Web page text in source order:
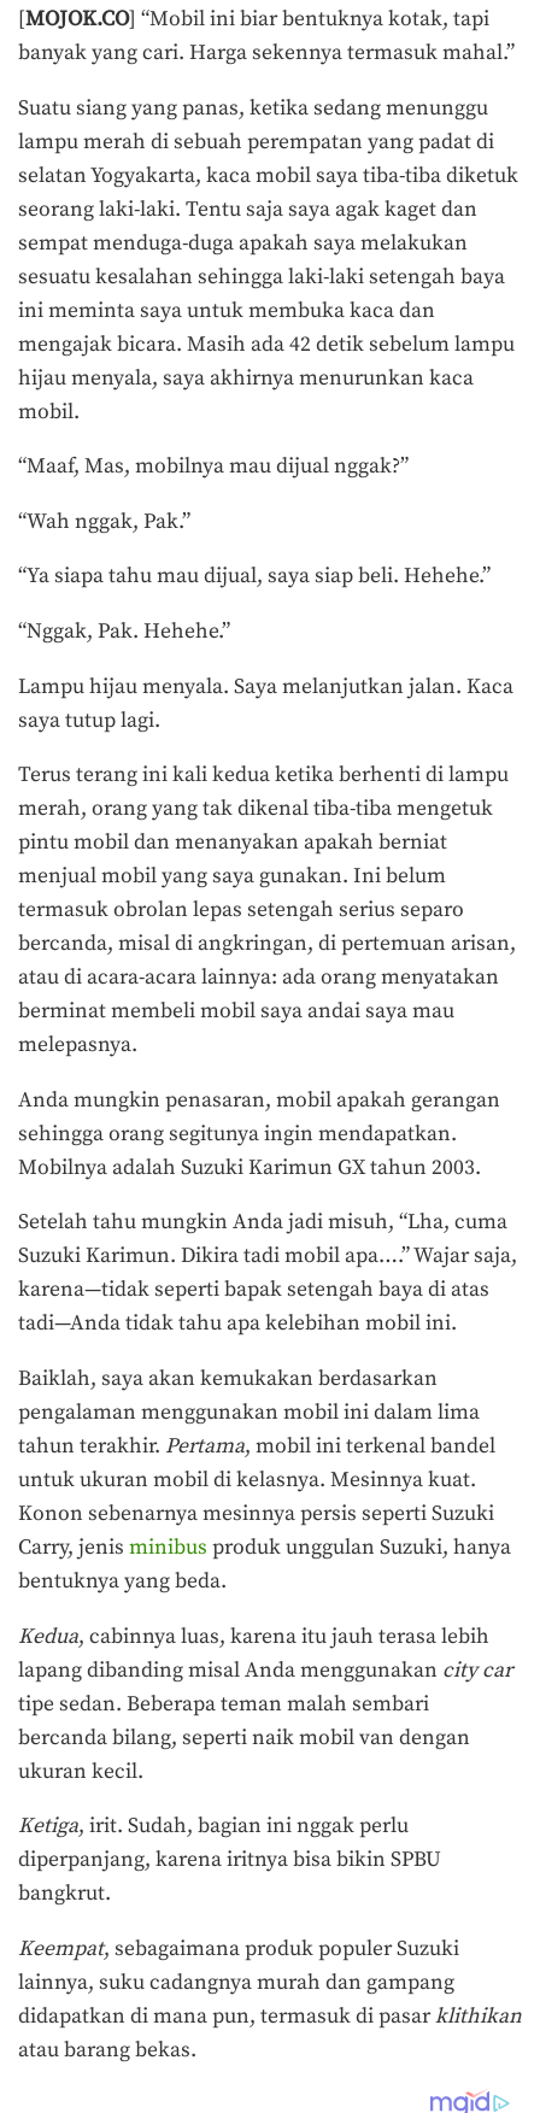
[MOJOK.CO] “Mobil ini biar bentuknya kotak, tapi
banyak yang cari. Harga sekennya termasuk mahal.”
Suatu siang yang panas, ketika sedang menunggu
lampu merah di sebuah perempatan yang padat di
selatan Yogyakarta, kaca mobil saya tiba-tiba diketuk
seorang laki-laki. Tentu saja saya agak kaget dan
sempat menduga-duga apakah saya melakukan
sesuatu kesalahan sehingga laki-laki setengah baya
ini meminta saya untuk membuka kaca dan
mengajak bicara. Masih ada 42 detik sebelum lampu
hijau menyala, saya akhirnya menurunkan kaca
mobil.
“Maaf, Mas, mobilnya mau dijual nggak?”
“Wah nggak, Pak.”
“Ya siapa tahu mau dijual, saya siap beli. Hehehe.”
“Nggak, Pak. Hehehe.”
Lampu hijau menyala. Saya melanjutkan jalan. Kaca
saya tutup lagi.
Terus terang ini kali kedua ketika berhenti di lampu
merah, orang yang tak dikenal tiba-tiba mengetuk
pintu mobil dan menanyakan apakah berniat
menjual mobil yang saya gunakan. Ini belum
termasuk obrolan lepas setengah serius separo
bercanda, misal di angkringan, di pertemuan arisan,
atau di acara-acara lainnya: ada orang menyatakan
berminat membeli mobil saya andai saya mau
melepasnya.
Anda mungkin penasaran, mobil apakah gerangan
sehingga orang segitunya ingin mendapatkan.
Mobilnya adalah Suzuki Karimun GX tahun 2003.
Setelah tahu mungkin Anda jadi misuh, “Lha, cuma
Suzuki Karimun. Dikira tadi mobil apa….” Wajar saja,
karena—tidak seperti bapak setengah baya di atas
tadi—Anda tidak tahu apa kelebihan mobil ini.
Baiklah, saya akan kemukakan berdasarkan
pengalaman menggunakan mobil ini dalam lima
tahun terakhir. Pertama, mobil ini terkenal bandel
untuk ukuran mobil di kelasnya. Mesinnya kuat.
Konon sebenarnya mesinnya persis seperti Suzuki
Carry, jenis minibus produk unggulan Suzuki, hanya
bentuknya yang beda.
Kedua, cabinnya luas, karena itu jauh terasa lebih
lapang dibanding misal Anda menggunakan city car
tipe sedan. Beberapa teman malah sembari
bercanda bilang, seperti naik mobil van dengan
ukuran kecil.
Ketiga, irit. Sudah, bagian ini nggak perlu
diperpanjang, karena iritnya bisa bikin SPBU
bangkrut.
Keempat, sebagaimana produk populer Suzuki
lainnya, suku cadangnya murah dan gampang
didapatkan di mana pun, termasuk di pasarklithikan
atau barang bekas.